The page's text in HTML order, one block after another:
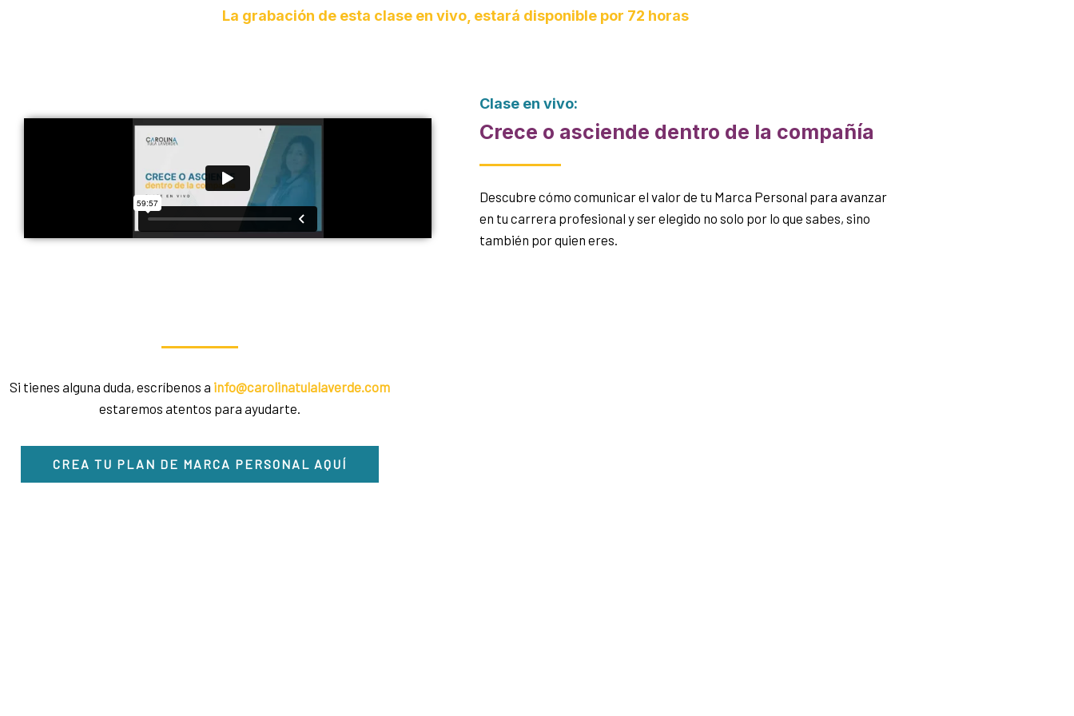
La grabación de esta clase en vivo, estará disponible por 72 horas
Clase en vivo:
Crece o asciende dentro de la compañía
Descubre cómo comunicar el valor de tu Marca Personal para avanzar
en tu carrera profesional y ser elegido no solo por lo que sabes, sino
también por quien eres.
Si tienes alguna duda, escríbenos a info@carolinatulalaverde.com
estaremos atentos para ayudarte.
CREA TU PLAN DE MARCA PERSONAL AQUÍ